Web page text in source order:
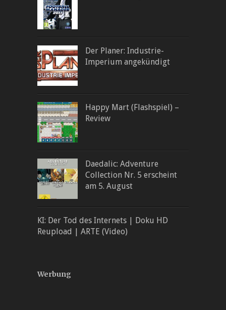
Der Planer: Industrie-
Imperium angekündigt
Happy Mart (Flashspiel) –
Review
Daedalic: Adventure
Collection Nr. 5 erscheint
am 5. August
KI: Der Tod des Internets | Doku HD
Reupload | ARTE (Video)
Werbung